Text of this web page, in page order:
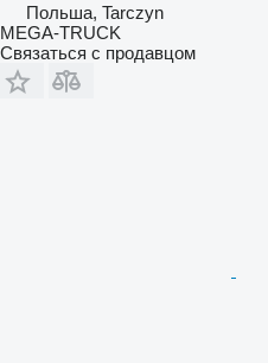
Польша, Tarczyn
MEGA-TRUCK
Связаться с продавцом